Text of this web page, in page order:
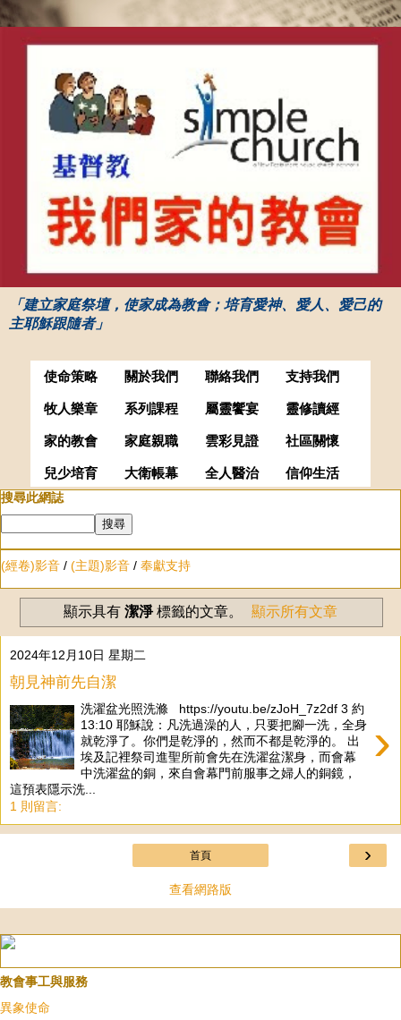
「建立家庭祭壇，使家成為教會；培育愛神、愛人、愛己的
主耶穌跟隨者」
使命策略 關於我們 聯絡我們 支持我們
牧人樂章 系列課程 屬靈饗宴 靈修讀經
家的教會 家庭親職 雲彩見證 社區關懷
兒少培育 大衛帳幕 全人醫治
信仰生活
搜尋此網誌
(經卷)影音 / (主題)影音 / 奉獻支持
顯示具有 潔淨標籤的文章。 顯示所有文章
2024年12月10日 星期二
朝見神前先自潔
›
洗濯盆光照洗滌 https://youtu.be/zJoH_7z2df 3 約
13:10 耶穌說：凡洗過澡的人，只要把腳一洗，全身
就乾淨了。你們是乾淨的，然而不都是乾淨的。 出
埃及記裡祭司進聖所前會先在洗濯盆潔身，而會幕
中洗濯盆的銅，來自會幕門前服事之婦人的銅鏡，
這預表隱示洗...
1 則留言:
›
首頁
查看網路版
教會事工與服務
異象使命